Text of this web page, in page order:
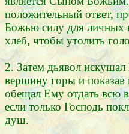
положительный ответ,
Божью силу для личных
хлеб, чтобы утолить
2. Затем дьявол искушал
вершину горы и показав
обещал Ему отдать всю
если только Господь
душ.